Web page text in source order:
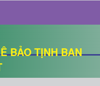
BẢO TỊNH BAN